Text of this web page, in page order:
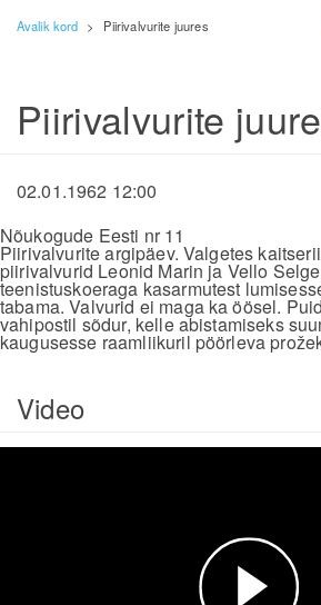
Avalik kord > Piirivalvurite juures
Piirivalvurite
02.01.1962 12:00
Nõukogude Eesti nr 11
Piirivalvurite argipäev. Valgetes
piirivalvurid Leonid Marin ja Vello
teenistuskoeraga kasarmutest
tabama. Valvurid ei maga ka öösel.
vahipostil sõdur, kelle abistamiseks
kaugusesse raamliikuril pöörleva
Video